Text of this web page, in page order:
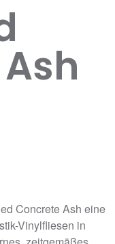
Concrete Ash eine
Vinylfliesen in